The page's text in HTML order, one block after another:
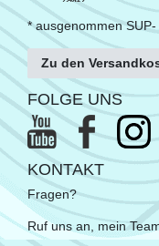
* ausgenommen
Zu den
FOLGE UNS
KONTAKT
Fragen?
Ruf uns an, mein